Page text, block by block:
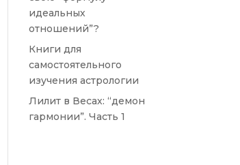
идеальных
отношений”?
Книги для
самостоятельного
изучения астрологии
Лилит в Весах: “демон
гармонии”. Часть 1